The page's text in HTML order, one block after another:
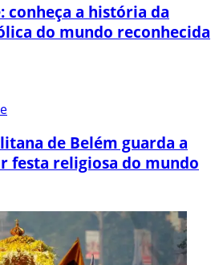
conheça a história da
do mundo reconhecida
de Belém guarda a
festa religiosa do mundo